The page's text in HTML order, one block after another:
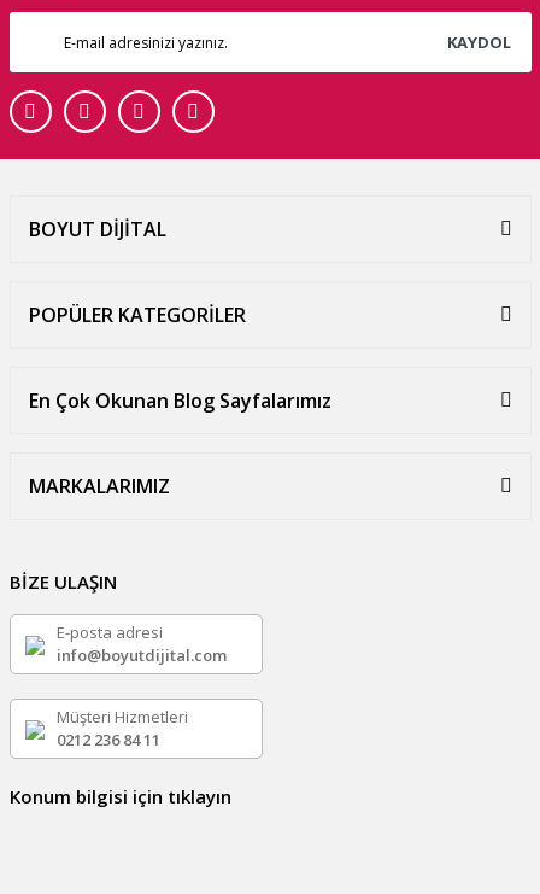
KAYDOL
BOYUT DİJİTAL
POPÜLER KATEGORİLER
En Çok Okunan Blog Sayfalarımız
MARKALARIMIZ
BİZE ULAŞIN
E-posta adresi
info@boyutdijital.com
Müşteri Hizmetleri
0212 236 84 11
Konum bilgisi için tıklayın